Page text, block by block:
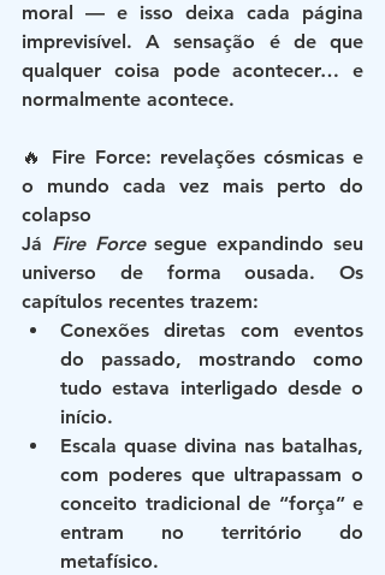
moral — e isso deixa cada página
imprevisível. A sensação é de que
qualquer coisa pode acontecer… e
normalmente acontece.
🔥 Fire Force: revelações cósmicas e
o mundo cada vez mais perto do
colapso
Já Fire Force segue expandindo seu
universo de forma ousada. Os
capítulos recentes trazem:
Conexões diretas com eventos
do passado, mostrando como
tudo estava interligado desde o
início.
Escala quase divina nas batalhas,
com poderes que ultrapassam o
conceito tradicional de “força” e
entram no território do
metafísico.